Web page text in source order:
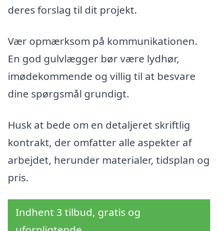
deres forslag til dit projekt.
Vær opmærksom på kommunikationen.
En god gulvlægger bør være lydhør,
imødekommende og villig til at besvare
dine spørgsmål grundigt.
Husk at bede om en detaljeret skriftlig
kontrakt, der omfatter alle aspekter af
arbejdet, herunder materialer, tidsplan og
pris.
Indhent 3 tilbud, gratis og